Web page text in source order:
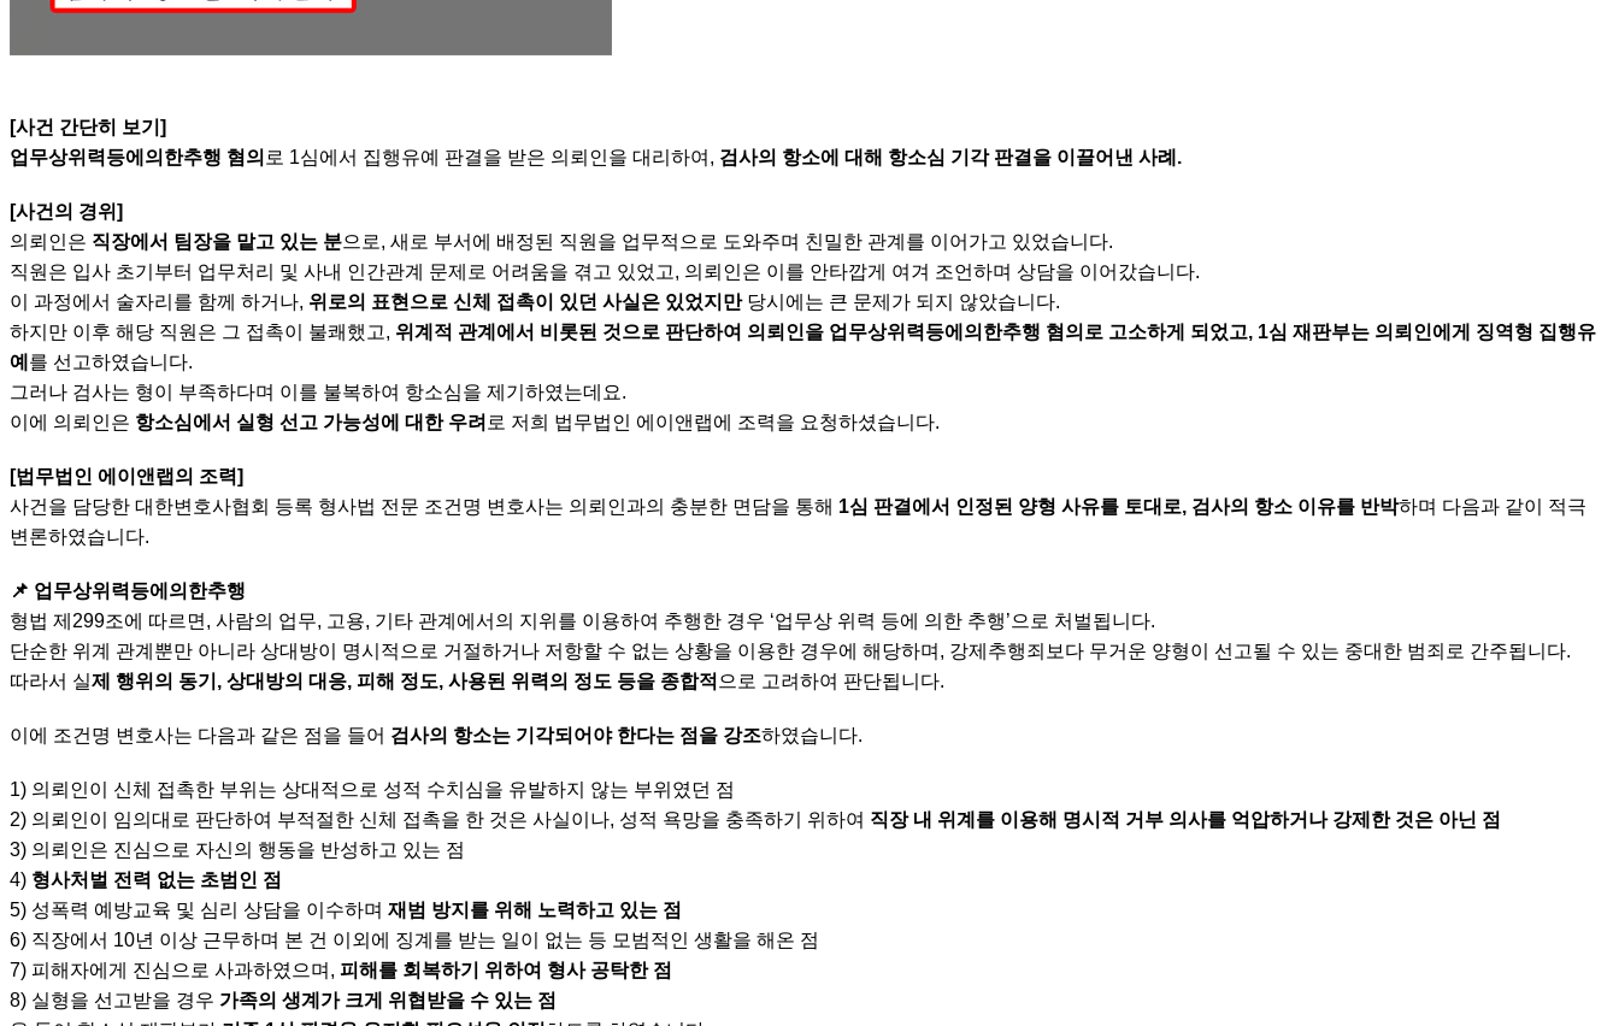
[사건 간단히 보기]
업무상위력등에의한추행 혐의 로 1심에서 집행유예 판결을 받은 의뢰인을 대리하여, 검사의 항소에 대해 항소심 기각 판결을 이끌어낸 사례.
[사건의 경위]
의뢰인은 직장에서 팀장을 맡고 있는 분으로, 새로 부서에 배정된 직원을 업무적으로 도와주며 친밀한 관계를 이어가고 있었습니다.
직원은 입사 초기부터 업무처리 및 사내 인간관계 문제로 어려움을 겪고 있었고, 의뢰인은 이를 안타깝게 여겨 조언하며 상담을 이어갔습니다.
이 과정에서 술자리를 함께 하거나, 위로의 표현으로 신체 접촉이 있던 사실은 있었지만당시에는 큰 문제가 되지 않았습니다.
하지만 이후 해당 직원은 그 접촉이 불쾌했고, 위계적 관계에서 비롯된 것으로 판단하여 의뢰인을 업무상위력등에의한추행 혐의로 고소하게 되었고, 1심 재판부는 의뢰인에게 징역형 집행유
예 를 선고하였습니다.
그러나 검사는 형이 부족하다며 이를 불복하여 항소심을 제기하였는데요.
이에 의뢰인은 항소심에서 실형 선고 가능성에 대한 우려 로 저희 법무법인 에이앤랩에 조력을 요청하셨습니다.
[법무법인 에이앤랩의 조력]
사건을 담당한 대한변호사협회 등록 형사법 전문 조건명 변호사는 의뢰인과의 충분한 면담을 통해 1심 판결에서 인정된 양형 사유를 토대로, 검사의 항소 이유를 반박하며 다음과 같이 적극
변론하였습니다.
📌 업무상위력등에의한추행
형법 제299조에 따르면, 사람의 업무, 고용, 기타 관계에서의 지위를 이용하여 추행한 경우 ‘업무상 위력 등에 의한 추행’으로 처벌됩니다.
단순한 위계 관계뿐만 아니라 상대방이 명시적으로 거절하거나 저항할 수 없는 상황을 이용한 경우에 해당하며, 강제추행죄보다 무거운 양형이 선고될 수 있는 중대한 범죄로 간주됩니다.
따라서 실제 행위의 동기, 상대방의 대응, 피해 정도, 사용된 위력의 정도 등을 종합적 으로 고려하여 판단됩니다.
이에 조건명 변호사는 다음과 같은 점을 들어 검사의 항소는 기각되어야 한다는 점을 강조하였습니다.
1) 의뢰인이 신체 접촉한 부위는 상대적으로 성적 수치심을 유발하지 않는 부위였던 점
2) 의뢰인이 임의대로 판단하여 부적절한 신체 접촉을 한 것은 사실이나, 성적 욕망을 충족하기 위하여 직장 내 위계를 이용해 명시적 거부 의사를 억압하거나 강제한 것은 아닌 점
3) 의뢰인은 진심으로 자신의 행동을 반성하고 있는 점
4) 형사처벌 전력 없는 초범인 점
5) 성폭력 예방교육 및 심리 상담을 이수하며 재범 방지를 위해 노력하고 있는 점
6) 직장에서 10년 이상 근무하며 본 건 이외에 징계를 받는 일이 없는 등 모범적인 생활을 해온 점
7) 피해자에게 진심으로 사과하였으며, 피해를 회복하기 위하여 형사 공탁한 점
8) 실형을 선고받을 경우 가족의 생계가 크게 위협받을 수 있는 점